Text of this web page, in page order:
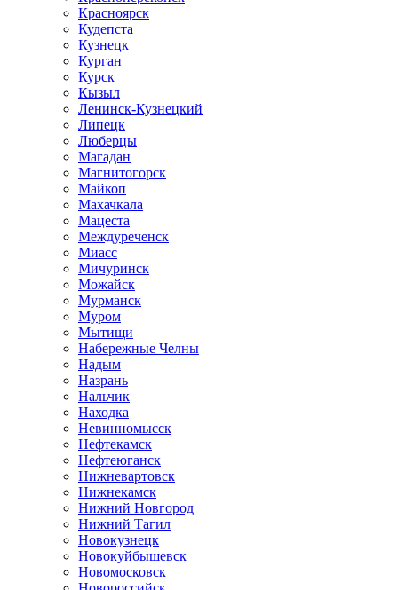
Красноярск
Кудепста
Кузнецк
Курган
Курск
Кызыл
Ленинск-Кузнецкий
Липецк
Люберцы
Магадан
Магнитогорск
Майкоп
Махачкала
Мацеста
Междуреченск
Миасс
Мичуринск
Можайск
Мурманск
Муром
Мытищи
Набережные Челны
Надым
Назрань
Нальчик
Находка
Невинномысск
Нефтекамск
Нефтеюганск
Нижневартовск
Нижнекамск
Нижний Новгород
Нижний Тагил
Новокузнецк
Новокуйбышевск
Новомосковск